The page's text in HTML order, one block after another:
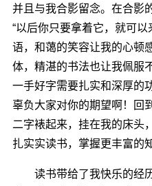
并且与我合影留念。在合影
“以后你只要拿着它，就可
语，和蔼的笑容让我的心顿
体，精湛的书法也让我佩服
一手好字需要扎实和深厚的
辜负大家对你的期望啊！回
二字裱起来，挂在我的床头
扎实实读书，掌握更丰富的
读书带给了我快乐的经